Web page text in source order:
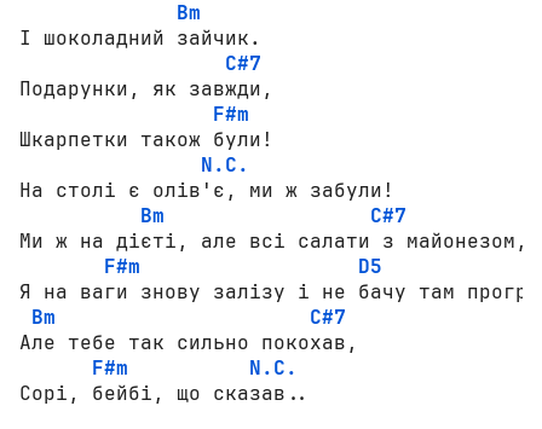
Bm
І шоколадний зайчик.
C#7
Подарунки, як завжди,
F#m
Шкарпетки також були!
N.C.
На столі є олів'є, ми ж забули!
Bm
C#7
Ми ж на дієті, але всі салати з майонезом,
F#m
D5
Я на ваги знову залізу і не бачу там
Bm
C#7
Але тебе так сильно покохав,
F#m
N.C.
Сорі, бейбі, що сказав..